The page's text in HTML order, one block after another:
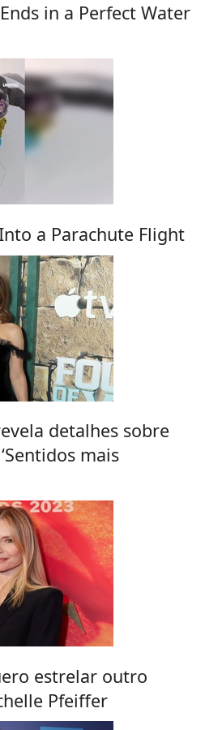
in a Perfect Water
a Parachute Flight
detalhes sobre
mais
estrelar outro
Pfeiffer